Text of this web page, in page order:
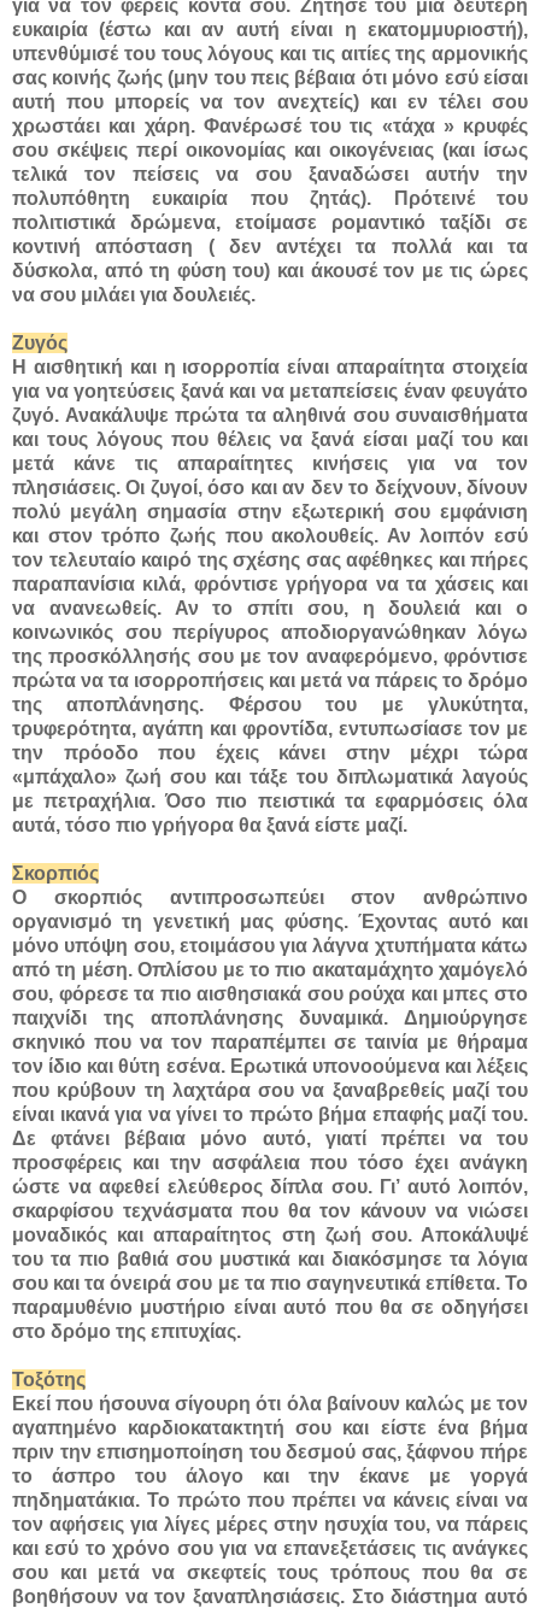
για να τον φέρεις κοντά σου. Ζήτησέ του μια δεύτερη
ευκαιρία (έστω και αν αυτή είναι η εκατομμυριοστή),
υπενθύμισέ του τους λόγους και τις αιτίες της αρμονικής
σας κοινής ζωής (μην του πεις βέβαια ότι μόνο εσύ είσαι
αυτή που μπορείς να τον ανεχτείς) και εν τέλει σου
χρωστάει και χάρη. Φανέρωσέ του τις «τάχα » κρυφές
σου σκέψεις περί οικονομίας και οικογένειας (και ίσως
τελικά τον πείσεις να σου ξαναδώσει αυτήν την
πολυπόθητη ευκαιρία που ζητάς). Πρότεινέ του
πολιτιστικά δρώμενα, ετοίμασε ρομαντικό ταξίδι σε
κοντινή απόσταση ( δεν αντέχει τα πολλά και τα
δύσκολα, από τη φύση του) και άκουσέ τον με τις ώρες
να σου μιλάει για δουλειές.
Ζυγός
Η αισθητική και η ισορροπία είναι απαραίτητα στοιχεία
για να γοητεύσεις ξανά και να μεταπείσεις έναν φευγάτο
ζυγό. Ανακάλυψε πρώτα τα αληθινά σου συναισθήματα
και τους λόγους που θέλεις να ξανά είσαι μαζί του και
μετά κάνε τις απαραίτητες κινήσεις για να τον
πλησιάσεις. Οι ζυγοί, όσο και αν δεν το δείχνουν, δίνουν
πολύ μεγάλη σημασία στην εξωτερική σου εμφάνιση
και στον τρόπο ζωής που ακολουθείς. Αν λοιπόν εσύ
τον τελευταίο καιρό της σχέσης σας αφέθηκες και πήρες
παραπανίσια κιλά, φρόντισε γρήγορα να τα χάσεις και
να ανανεωθείς. Αν το σπίτι σου, η δουλειά και ο
κοινωνικός σου περίγυρος αποδιοργανώθηκαν λόγω
της προσκόλλησής σου με τον αναφερόμενο, φρόντισε
πρώτα να τα ισορροπήσεις και μετά να πάρεις το δρόμο
της αποπλάνησης. Φέρσου του με γλυκύτητα,
τρυφερότητα, αγάπη και φροντίδα, εντυπωσίασε τον με
την πρόοδο που έχεις κάνει στην μέχρι τώρα
«μπάχαλο» ζωή σου και τάξε του διπλωματικά λαγούς
με πετραχήλια. Όσο πιο πειστικά τα εφαρμόσεις όλα
αυτά, τόσο πιο γρήγορα θα ξανά είστε μαζί.
Σκορπιός
Ο σκορπιός αντιπροσωπεύει στον ανθρώπινο
οργανισμό τη γενετική μας φύσης. Έχοντας αυτό και
μόνο υπόψη σου, ετοιμάσου για λάγνα χτυπήματα κάτω
από τη μέση. Οπλίσου με το πιο ακαταμάχητο χαμόγελό
σου, φόρεσε τα πιο αισθησιακά σου ρούχα και μπες στο
παιχνίδι της αποπλάνησης δυναμικά. Δημιούργησε
σκηνικό που να τον παραπέμπει σε ταινία με θήραμα
τον ίδιο και θύτη εσένα. Ερωτικά υπονοούμενα και λέξεις
που κρύβουν τη λαχτάρα σου να ξαναβρεθείς μαζί του
είναι ικανά για να γίνει το πρώτο βήμα επαφής μαζί του.
Δε φτάνει βέβαια μόνο αυτό, γιατί πρέπει να του
προσφέρεις και την ασφάλεια που τόσο έχει ανάγκη
ώστε να αφεθεί ελεύθερος δίπλα σου. Γι’ αυτό λοιπόν,
σκαρφίσου τεχνάσματα που θα τον κάνουν να νιώσει
μοναδικός και απαραίτητος στη ζωή σου. Αποκάλυψέ
του τα πιο βαθιά σου μυστικά και διακόσμησε τα λόγια
σου και τα όνειρά σου με τα πιο σαγηνευτικά επίθετα. Το
παραμυθένιο μυστήριο είναι αυτό που θα σε οδηγήσει
στο δρόμο της επιτυχίας.
Τοξότης
Εκεί που ήσουνα σίγουρη ότι όλα βαίνουν καλώς με τον
αγαπημένο καρδιοκατακτητή σου και είστε ένα βήμα
πριν την επισημοποίηση του δεσμού σας, ξάφνου πήρε
το άσπρο του άλογο και την έκανε με γοργά
πηδηματάκια. Το πρώτο που πρέπει να κάνεις είναι να
τον αφήσεις για λίγες μέρες στην ησυχία του, να πάρεις
και εσύ το χρόνο σου για να επανεξετάσεις τις ανάγκες
σου και μετά να σκεφτείς τους τρόπους που θα σε
βοηθήσουν να τον ξαναπλησιάσεις. Στο διάστημα αυτό